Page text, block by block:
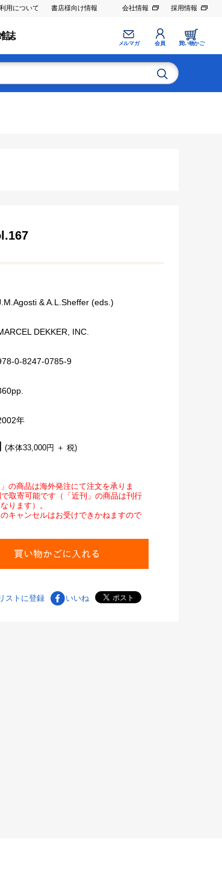
用について 書店様向け情報 会社情報 採用情報
誌
メルマガ 会員 買い物かご
& A.L.Sheffer (eds.)
DEKKER, INC.
0-8247-0785-9
年
(本体33,000円 ＋ 税)
の商品は海外発注にて注文を承りま
取寄可能です（「近刊」の商品は刊行
ります）。
キャンセルはお受けできかねますので
ストに登録 いいね